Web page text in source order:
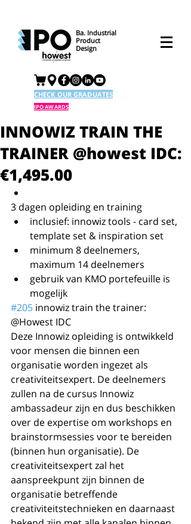
Ba. Industrial
Product
Design
CHECK OUR GRADUATES
IPO AWARDS
INNOWIZ TRAIN THE
TRAINER @howest IDC:
€1,495.00
3 dagen opleiding en training
inclusief: innowiz tools - card set,
template set & inspiration set
minimum 8 deelnemers,
maximum 14 deelnemers
gebruik van KMO portefeuille is
mogelijk
#205 innowiz train the trainer:
@Howest IDC
Deze Innowiz opleiding is ontwikkeld
voor mensen die binnen een
organisatie worden ingezet als
creativiteitsexpert. De deelnemers
zullen na de cursus Innowiz
ambassadeur zijn en dus beschikken
over de expertise om workshops en
brainstormsessies voor te bereiden
(binnen hun organisatie). De
creativiteitsexpert zal het
aanspreekpunt zijn binnen de
organisatie betreffende
creativiteitstechnieken en daarnaast